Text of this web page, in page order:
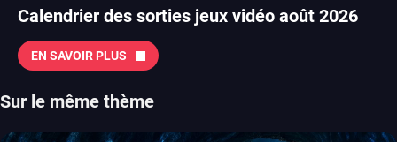
Calendrier des sorties jeux vidéo août 2026
EN SAVOIR PLUS
Sur le même thème